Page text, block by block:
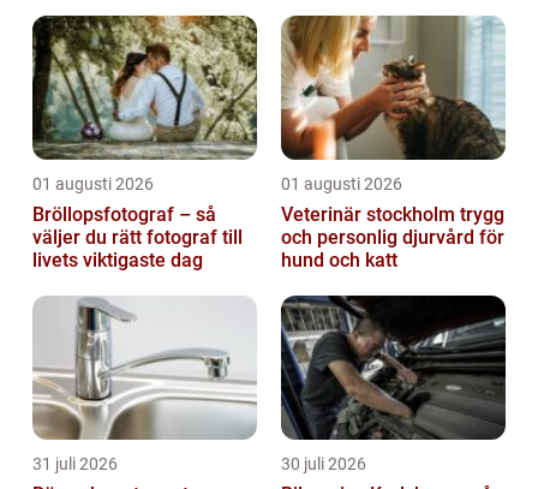
01 augusti 2026
Bröllopsfotograf – så
väljer du rätt fotograf till
livets viktigaste dag
01 augusti 2026
Veterinär stockholm trygg
och personlig djurvård för
hund och katt
31 juli 2026 30 juli 2026